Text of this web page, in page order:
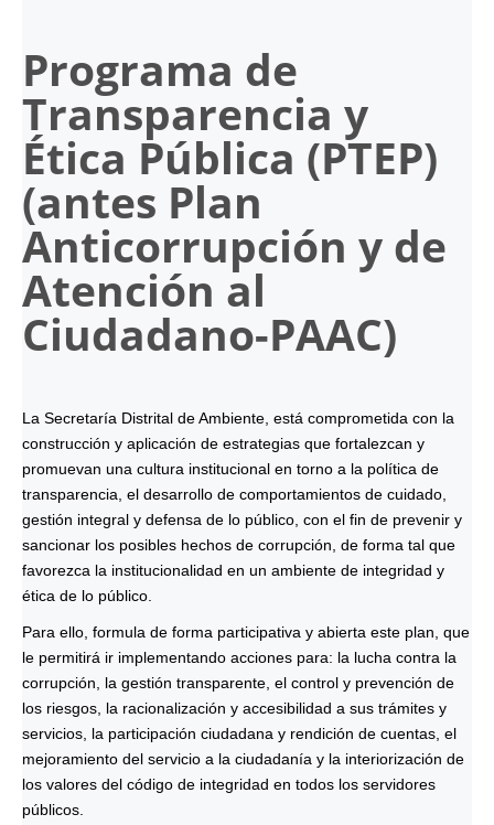
Programa de
Transparencia y
Ética Pública (PTEP)
(antes Plan
Anticorrupción y de
Atención al
Ciudadano-PAAC)
La Secretaría Distrital de Ambiente, está comprometida con la
construcción y aplicación de estrategias que fortalezcan y
promuevan una cultura institucional en torno a la política de
transparencia, el desarrollo de comportamientos de cuidado,
gestión integral y defensa de lo público, con el fin de prevenir y
sancionar los posibles hechos de corrupción, de forma tal que
favorezca la institucionalidad en un ambiente de integridad y
ética de lo público.
Para ello, formula de forma participativa y abierta este plan, que
le permitirá ir implementando acciones para: la lucha contra la
corrupción, la gestión transparente, el control y prevención de
los riesgos, la racionalización y accesibilidad a sus trámites y
servicios, la participación ciudadana y rendición de cuentas, el
mejoramiento del servicio a la ciudadanía y la interiorización de
los valores del código de integridad en todos los servidores
públicos.